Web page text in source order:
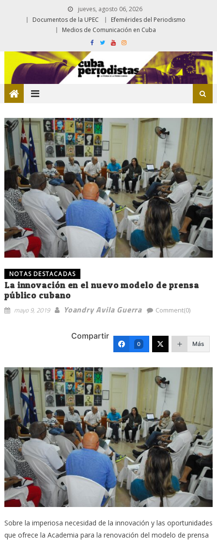
jueves, agosto 06, 2026
Documentos de la UPEC
Efemérides del Periodismo
Medios de Comunicación en Cuba
NOTAS DESTACADAS
La innovación en el nuevo modelo de prensa
público cubano
mayo 9, 2019 Yoandry Avila Guerra Comment(0)
Compartir
0 Más
Sobre la imperiosa necesidad de la innovación y las oportunidades
que ofrece la Academia para la renovación del modelo de prensa